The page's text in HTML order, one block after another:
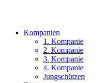
Kompanien
1. Kompanie
2. Kompanie
3. Kompanie
4. Kompanie
Jungschützen